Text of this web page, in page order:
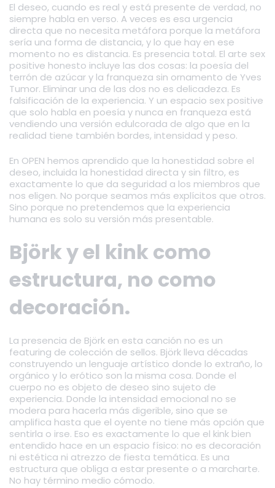
El deseo, cuando es real y está presente de verdad, no
siempre habla en verso. A veces es esa urgencia
directa que no necesita metáfora porque la metáfora
sería una forma de distancia, y lo que hay en ese
momento no es distancia. Es presencia total. El arte sex
positive honesto incluye las dos cosas: la poesía del
terrón de azúcar y la franqueza sin ornamento de Yves
Tumor. Eliminar una de las dos no es delicadeza. Es
falsificación de la experiencia. Y un espacio sex positive
que solo habla en poesía y nunca en franqueza está
vendiendo una versión edulcorada de algo que en la
realidad tiene también bordes, intensidad y peso.
En OPEN hemos aprendido que la honestidad sobre el
deseo, incluida la honestidad directa y sin filtro, es
exactamente lo que da seguridad a los miembros que
nos eligen. No porque seamos más explícitos que otros.
Sino porque no pretendemos que la experiencia
humana es solo su versión más presentable.
Björk y el kink como
estructura, no como
decoración.
La presencia de Björk en esta canción no es un
featuring de colección de sellos. Björk lleva décadas
construyendo un lenguaje artístico donde lo extraño, lo
orgánico y lo erótico son la misma cosa. Donde el
cuerpo no es objeto de deseo sino sujeto de
experiencia. Donde la intensidad emocional no se
modera para hacerla más digerible, sino que se
amplifica hasta que el oyente no tiene más opción que
sentirla o irse. Eso es exactamente lo que el kink bien
entendido hace en un espacio físico: no es decoración
ni estética ni atrezzo de fiesta temática. Es una
estructura que obliga a estar presente o a marcharte.
No hay término medio cómodo.